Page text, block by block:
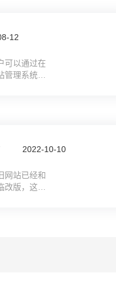
12
可以通过在
理系统选
2022-10-10
网站已经和
版，这里